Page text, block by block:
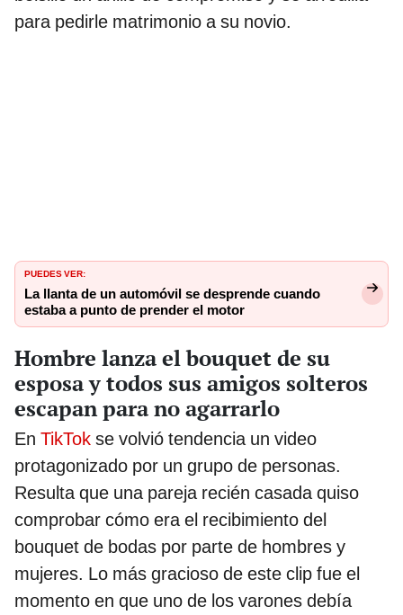
para pedirle matrimonio a su novio.
PUEDES VER:
La llanta de un automóvil se desprende cuando
estaba a punto de prender el motor
Hombre lanza el bouquet de su
esposa y todos sus amigos solteros
escapan para no agarrarlo
En TikTok se volvió tendencia un video
protagonizado por un grupo de personas.
Resulta que una pareja recién casada quiso
comprobar cómo era el recibimiento del
bouquet de bodas por parte de hombres y
mujeres. Lo más gracioso de este clip fue el
momento en que uno de los varones debía